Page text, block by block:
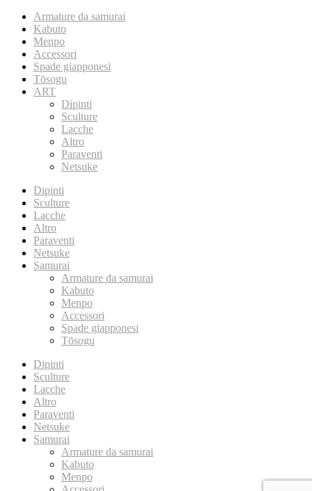
Armature da samurai
Kabuto
Menpo
Accessori
Spade giapponesi
Tōsogu
ART
Dipinti
Sculture
Lacche
Altro
Paraventi
Netsuke
Dipinti
Sculture
Lacche
Altro
Paraventi
Netsuke
Samurai
Armature da samurai
Kabuto
Menpo
Accessori
Spade giapponesi
Tōsogu
Dipinti
Sculture
Lacche
Altro
Paraventi
Netsuke
Samurai
Armature da samurai
Kabuto
Menpo